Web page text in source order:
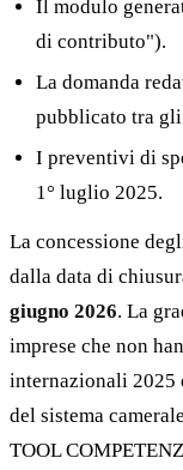
Il modulo
di contributo").
La domanda
pubblicato tra
I preventivi di
1° luglio 2025.
La concessione
dalla data di
giugno 2026. La
imprese che non
internazionali 2025
del sistema
TOOL